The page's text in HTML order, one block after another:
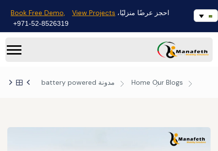
احجز عرضًا منزليًا، Book Free Demo, View Projects
971-52-8526319+
Home Our Blogs مدونة